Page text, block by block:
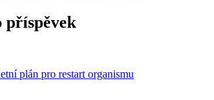
příspěvek
plán pro restart organismu